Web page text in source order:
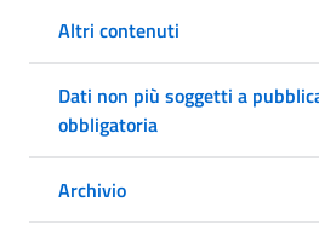
Altri contenuti
Dati non più soggetti a
obbligatoria
Archivio